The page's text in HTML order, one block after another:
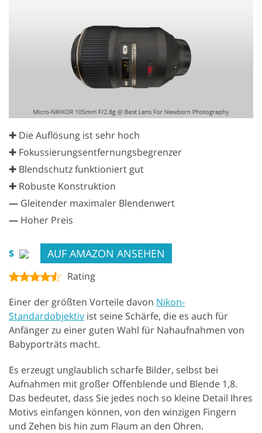
✚ Die Auflösung ist sehr hoch
✚ Fokussierungsentfernungsbegrenzer
✚ Blendschutz funktioniert gut
✚ Robuste Konstruktion
— Gleitender maximaler Blendenwert
— Hoher Preis
$ AUF AMAZON ANSEHEN
Rating
Einer der größten Vorteile davon Nikon-
Standardobjektiv ist seine Schärfe, die es auch für
Anfänger zu einer guten Wahl für Nahaufnahmen von
Babyporträts macht.
Es erzeugt unglaublich scharfe Bilder, selbst bei
Aufnahmen mit großer Offenblende und Blende 1,8.
Das bedeutet, dass Sie jedes noch so kleine Detail Ihres
Motivs einfangen können, von den winzigen Fingern
und Zehen bis hin zum Flaum an den Ohren.